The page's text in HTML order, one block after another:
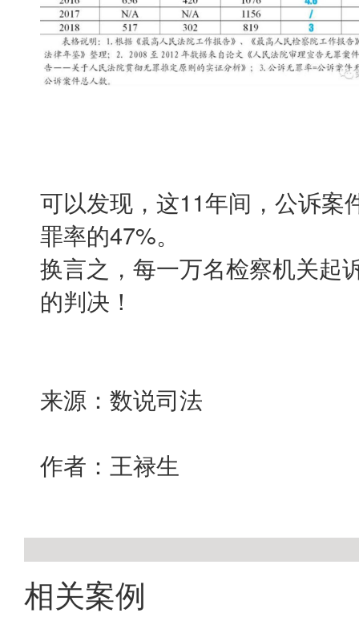
可以发现，这11年间，公诉案
罪率的47%。
换言之，每一万名检察机关起
的判决！
来源：数说司法
作者：王禄生
相关案例